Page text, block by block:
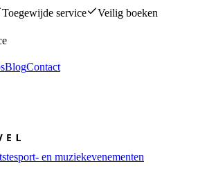
Toegewijde service
Veilig boeken
BlogContact
sport- en muziekevenementen